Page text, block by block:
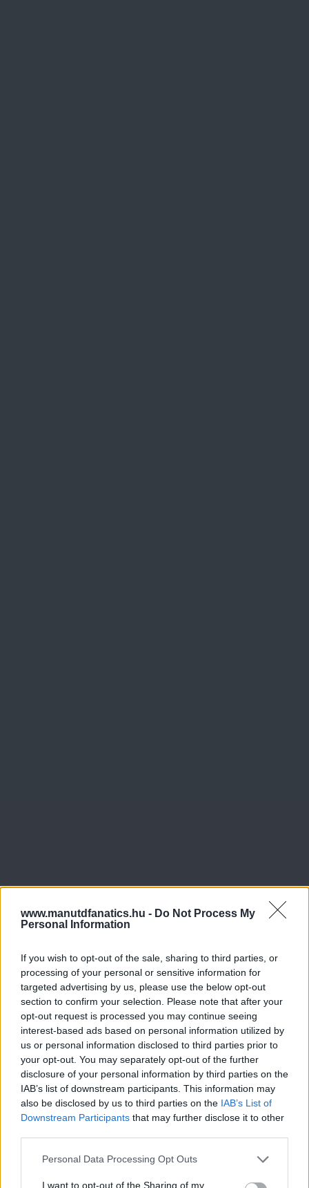
www.manutdfanatics.hu - Do Not Process My
Personal Information
If you wish to opt-out of the sale, sharing to third parties, or
processing of your personal or sensitive information for
targeted advertising by us, please use the below opt-out
section to confirm your selection. Please note that after your
opt-out request is processed you may continue seeing
interest-based ads based on personal information utilized by
us or personal information disclosed to third parties prior to
your opt-out. You may separately opt-out of the further
disclosure of your personal information by third parties on the
IAB’s list of downstream participants. This information may
also be disclosed by us to third parties on the IAB’s List of
Downstream Participants that may further disclose it to other
Please note that this website/app uses one or more Google
not limited to your visit or usage behaviour. You may click to
Personal Data Processing Opt Outs
I want to opt-out of the Sharing of my